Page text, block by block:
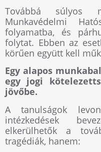
Továbbá súlyos
Munkavédelmi
folyamatba, és
folytat. Ebben az
körűen együtt kell
Egy alapos
egy jogi
jövőbe.
A tanulságok
intézkedések
elkerülhetők a
tragédiák, hanem: